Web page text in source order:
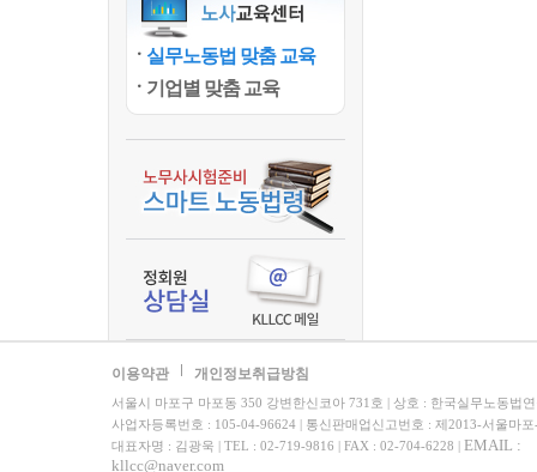
실무노동법 맞춤 교육
기업별 맞춤 교육
이용약관 개인정보취급방침
서울시 마포구 마포동 350 강변한신코아 731호 | 상호 : 한국실무노동법
사업자등록번호 : 105-04-96624 | 통신판매업신고번호 : 제2013-서울마
대표자명 : 김광욱 | TEL : 02-719-9816 | FAX : 02-704-6228 | EMAIL :
kllcc@naver.com